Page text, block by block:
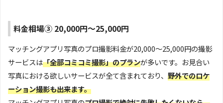
料金相場③ 20,000円～25,000円
マッチングアプリ写真のプロ撮影料金が20,000～25,000円の撮影
サービスは「全部コミコミ撮影」のプランが多いです。お見合い
写真における欲しいサービスが全て含まれており、 野外でのロケ
ーション撮影も出来ます。